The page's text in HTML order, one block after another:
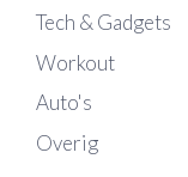
Tech & Gadgets
Workout
Auto's
Overig